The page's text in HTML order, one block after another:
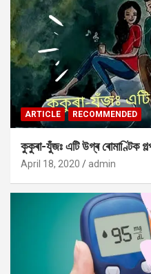
ARTICLE RECOMMENDED
কুকুৰা-যুঁজঃ এটি উগ্ৰ ৰোমাণ্টিক
April 18, 2020 admin